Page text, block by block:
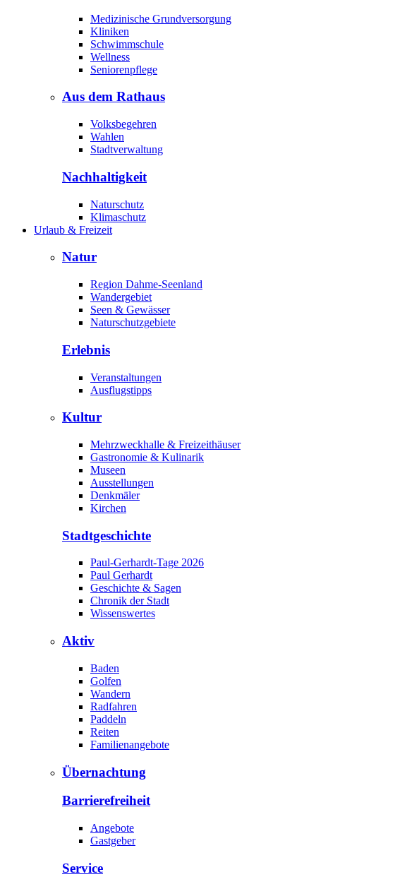
Medizinische Grundversorgung
Kliniken
Schwimmschule
Wellness
Seniorenpflege
Aus dem Rathaus
Volksbegehren
Wahlen
Stadtverwaltung
Nachhaltigkeit
Naturschutz
Klimaschutz
Urlaub & Freizeit
Natur
Region Dahme-Seenland
Wandergebiet
Seen & Gewässer
Naturschutzgebiete
Erlebnis
Veranstaltungen
Ausflugstipps
Kultur
Mehrzweckhalle & Freizeithäuser
Gastronomie & Kulinarik
Museen
Ausstellungen
Denkmäler
Kirchen
Stadtgeschichte
Paul-Gerhardt-Tage 2026
Paul Gerhardt
Geschichte & Sagen
Chronik der Stadt
Wissenswertes
Aktiv
Baden
Golfen
Wandern
Radfahren
Paddeln
Reiten
Familienangebote
Übernachtung
Barrierefreiheit
Angebote
Gastgeber
Service